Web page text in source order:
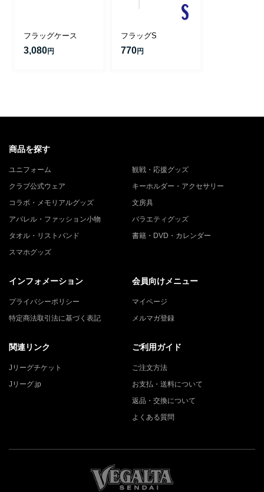
フラッグケース
3,080円
フラッグS
770円
商品を探す
ユニフォーム
観戦・応援グッズ
クラブ公式ウェア
キーホルダー・アクセサリー
コラボ・メモリアルグッズ
文房具
アパレル・ファッション小物
バラエティグッズ
タオル・リストバンド
書籍・DVD・カレンダー
スマホグッズ
インフォメーション
プライバシーポリシー
特定商法取引法に基づく表記
会員向けメニュー
マイページ
メルマガ登録
関連リンク
Jリーグチケット
Jリーグ.jp
ご利用ガイド
ご注文方法
お支払・送料について
返品・交換について
よくある質問